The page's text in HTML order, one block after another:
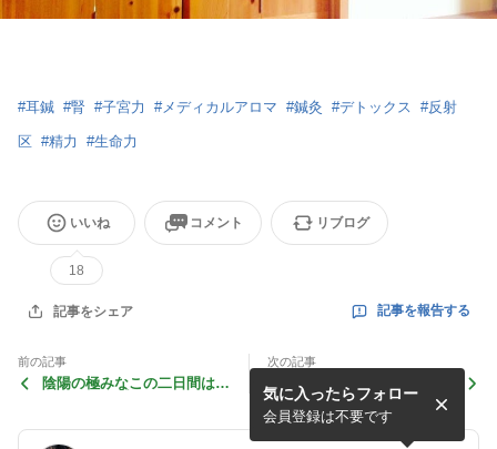
#耳鍼 #腎 #子宮力 #メディカルアロマ #鍼灸 #デトックス #反射
区 #精力 #生命力
いいね
18
コメント リブログ
記事をシェア 記事を報告する
前の記事
陰陽の極みなこの二日間は、
次の記事
「アロマるーてぃん」って
何？(;^ω^)
気に入ったらフォロー
会員登録は不要です